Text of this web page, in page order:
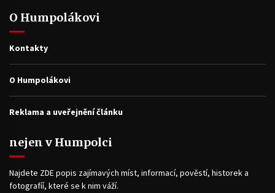
O Humpolákovi
Kontakty
O Humpolákovi
Reklama a uveřejnění článku
nejen v Humpolci
Najdete ZDE popis zajímavých míst, informací, pověstí, historek a
fotografíí, které se k nim váží.